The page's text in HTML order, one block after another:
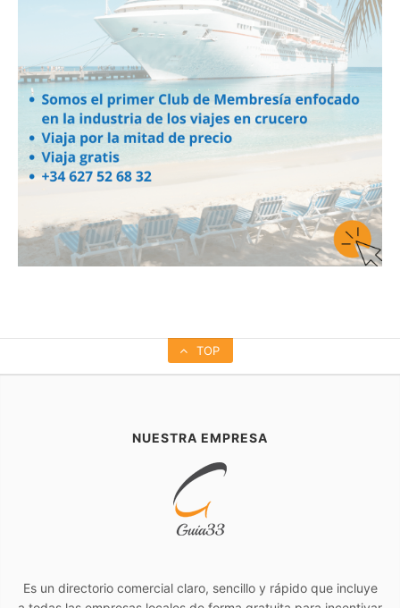
TOP
NUESTRA EMPRESA
Es un directorio comercial claro, sencillo y rápido que incluye